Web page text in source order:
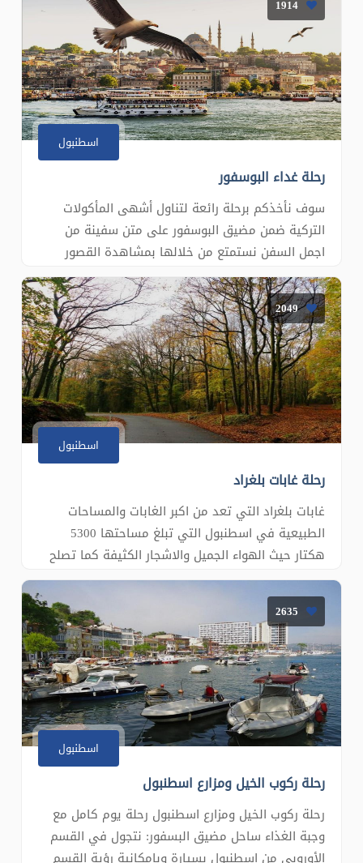
مصرية وشامية . فقرة الزعيم في الحارة الشامية .
طرب أصيل
1914
اسطنبول
رحلة غداء البوسفور
سوف نأخذكم برحلة رائعة لتناول أشهى المأكولات
التركية ضمن مضيق البوسفور على متن سفينة من
اجمل السفن نستمتع من خلالها بمشاهدة القصور
العثمانية القديمة وأهم المعالم السياحية من البحر ,,
منها قصردولمابهشي ومسجد آياصوفيا وجسر غالاطة
وبرج غالاطة وقصر الفتاة وقصربيلاربيه والكثير من
القصور والمساجد والمعا�
2049
اسطنبول
رحلة غابات بلغراد
غابات بلغراد التي تعد من اكبر الغابات والمساحات
الطبيعية في اسطنبول التي تبلغ مساحتها 5300
هكتار حيث الهواء الجميل والاشجار الكثيفة كما تصلح
هذه الغابة للشواء مع العائلة تعتبر الغابات أهم مكان
لمحبي الرياضة في الهواء الطلق النظيف، والغني
بالأكسجين في مساحات مخصصة للرياضة بين الأشجار
تحتوي هذه الغاب�
2635
اسطنبول
رحلة ركوب الخيل ومزارع اسطنبول
رحلة ركوب الخيل ومزارع اسطنبول رحلة يوم كامل مع
وجبة الغذاء ساحل مضيق البسفور: نتجول في القسم
الأوروبي من إسطنبول بسيارة وبإمكانية رؤية القسم